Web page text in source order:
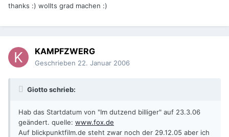
thanks :) wollts grad machen :)
KAMPFZWERG
Geschrieben 22. Januar 2006
Giotto schrieb:
Hab das Startdatum von "Im dutzend billiger" auf 23.3.06
geändert. quelle: www.fox.de
Auf blickpunktfilm.de steht zwar noch der 29.12.05 aber ich